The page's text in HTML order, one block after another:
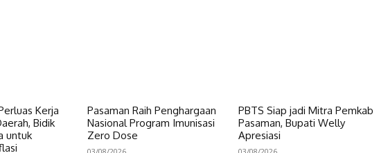
Kerja
Bidik
untuk
Pasaman Raih Penghargaan
Nasional Program Imunisasi
Zero Dose
PBTS Siap jadi Mitra Pemkab
Pasaman, Bupati Welly
Apresiasi